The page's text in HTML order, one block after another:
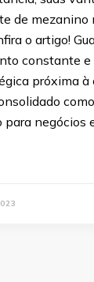
de mezanino
o artigo!
constante e
próxima à
negócios